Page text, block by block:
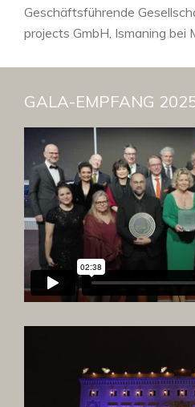
Geschäftsführende
projects GmbH, Ismaning bei
GALA-EMPFANG